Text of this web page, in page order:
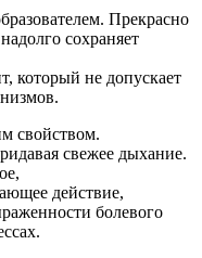
Прекрасно
сохраняет
который не допускает
свойством.
свежее дыхание.
действие,
болевого